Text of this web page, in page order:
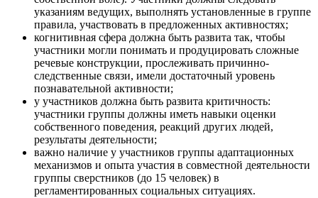
указаниям ведущих, выполнять установленные в группе
правила, участвовать в предложенных активностях;
когнитивная сфера должна быть развита так, чтобы
участники могли понимать и продуцировать сложные
речевые конструкции, прослеживать причинно-
следственные связи, имели достаточный уровень
познавательной активности;
у участников должна быть развита критичность:
участники группы должны иметь навыки оценки
собственного поведения, реакций других людей,
результаты деятельности;
важно наличие у участников группы адаптационных
механизмов и опыта участия в совместной деятельности
группы сверстников (до 15 человек) в
регламентированных социальных ситуациях.